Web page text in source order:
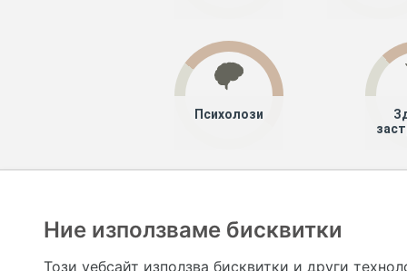
Психолози
Ние използваме бисквитки
Този уебсайт използва бисквитки и други